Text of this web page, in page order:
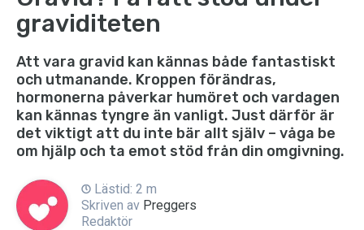
graviditeten
Att vara gravid kan kännas både fantastiskt
och utmanande. Kroppen förändras,
hormonerna påverkar humöret och vardagen
kan kännas tyngre än vanligt. Just därför är
det viktigt att du inte bär allt själv – våga be
om hjälp och ta emot stöd från din omgivning.
Lästid: 2 m
Skriven av Preggers
Redaktör